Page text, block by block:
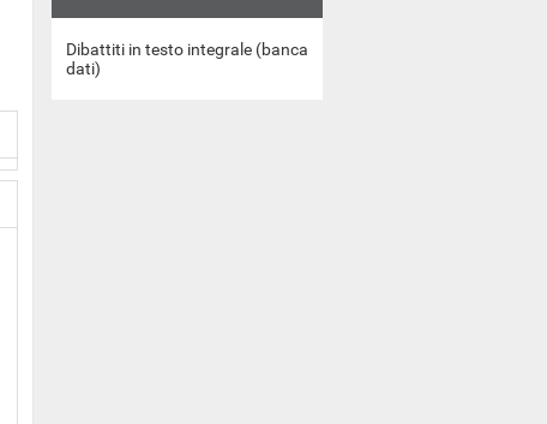
Dibattiti in testo integrale (banca
dati)